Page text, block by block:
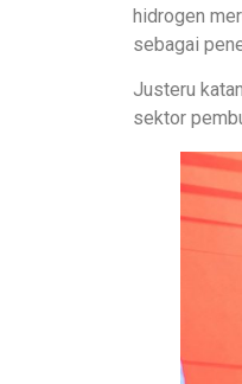
hidrogen
sebagai
Justeru
sektor